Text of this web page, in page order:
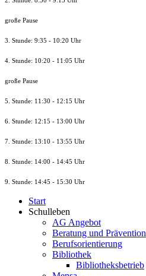
große Pause
3. Stunde: 9:35 - 10:20 Uhr
4. Stunde: 10:20 - 11:05 Uhr
große Pause
5. Stunde: 11:30 - 12:15 Uhr
6. Stunde: 12:15 - 13:00 Uhr
7. Stunde: 13:10 - 13:55 Uhr
8. Stunde: 14:00 - 14:45 Uhr
9. Stunde: 14:45 - 15:30 Uhr
Start
Schulleben
AG Angebot
Beratung und Prävention
Berufsorientierung
Bibliothek
Bibliotheksbetrieb